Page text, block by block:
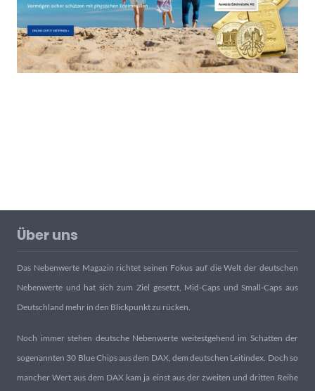
Über uns
Das Nebenwerte Magazin richtet seinen Fokus auf die Welt der deutschen
Nebenwerte und hat sich zum Ziel gesetzt, Mid-Caps und Small-Caps aus
Deutschland mehr in den Blickpunkt zu rücken.
Noch immer stehen deutsche Nebenwerte weitestgehend im Schatten der
sogenannten 30 Blue Chips aus dem DAX, dem deutschen Leitindex. Doch so
mancher Wert aus dem DAX kam ja einst aus der zweiten und dritten Reihe